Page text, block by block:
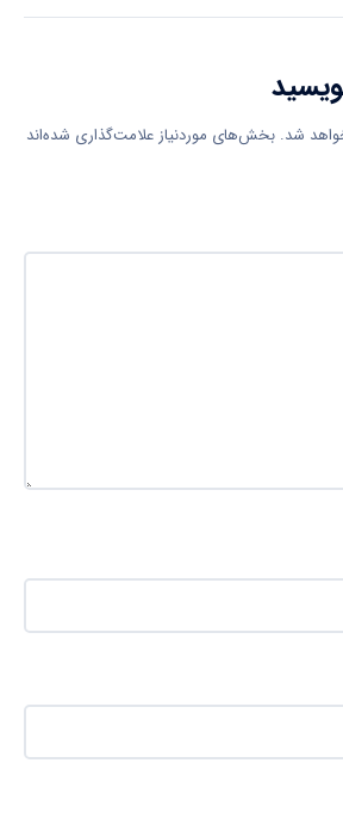
شد. بخش‌های موردنیاز علامت‌گذاری شده‌اند